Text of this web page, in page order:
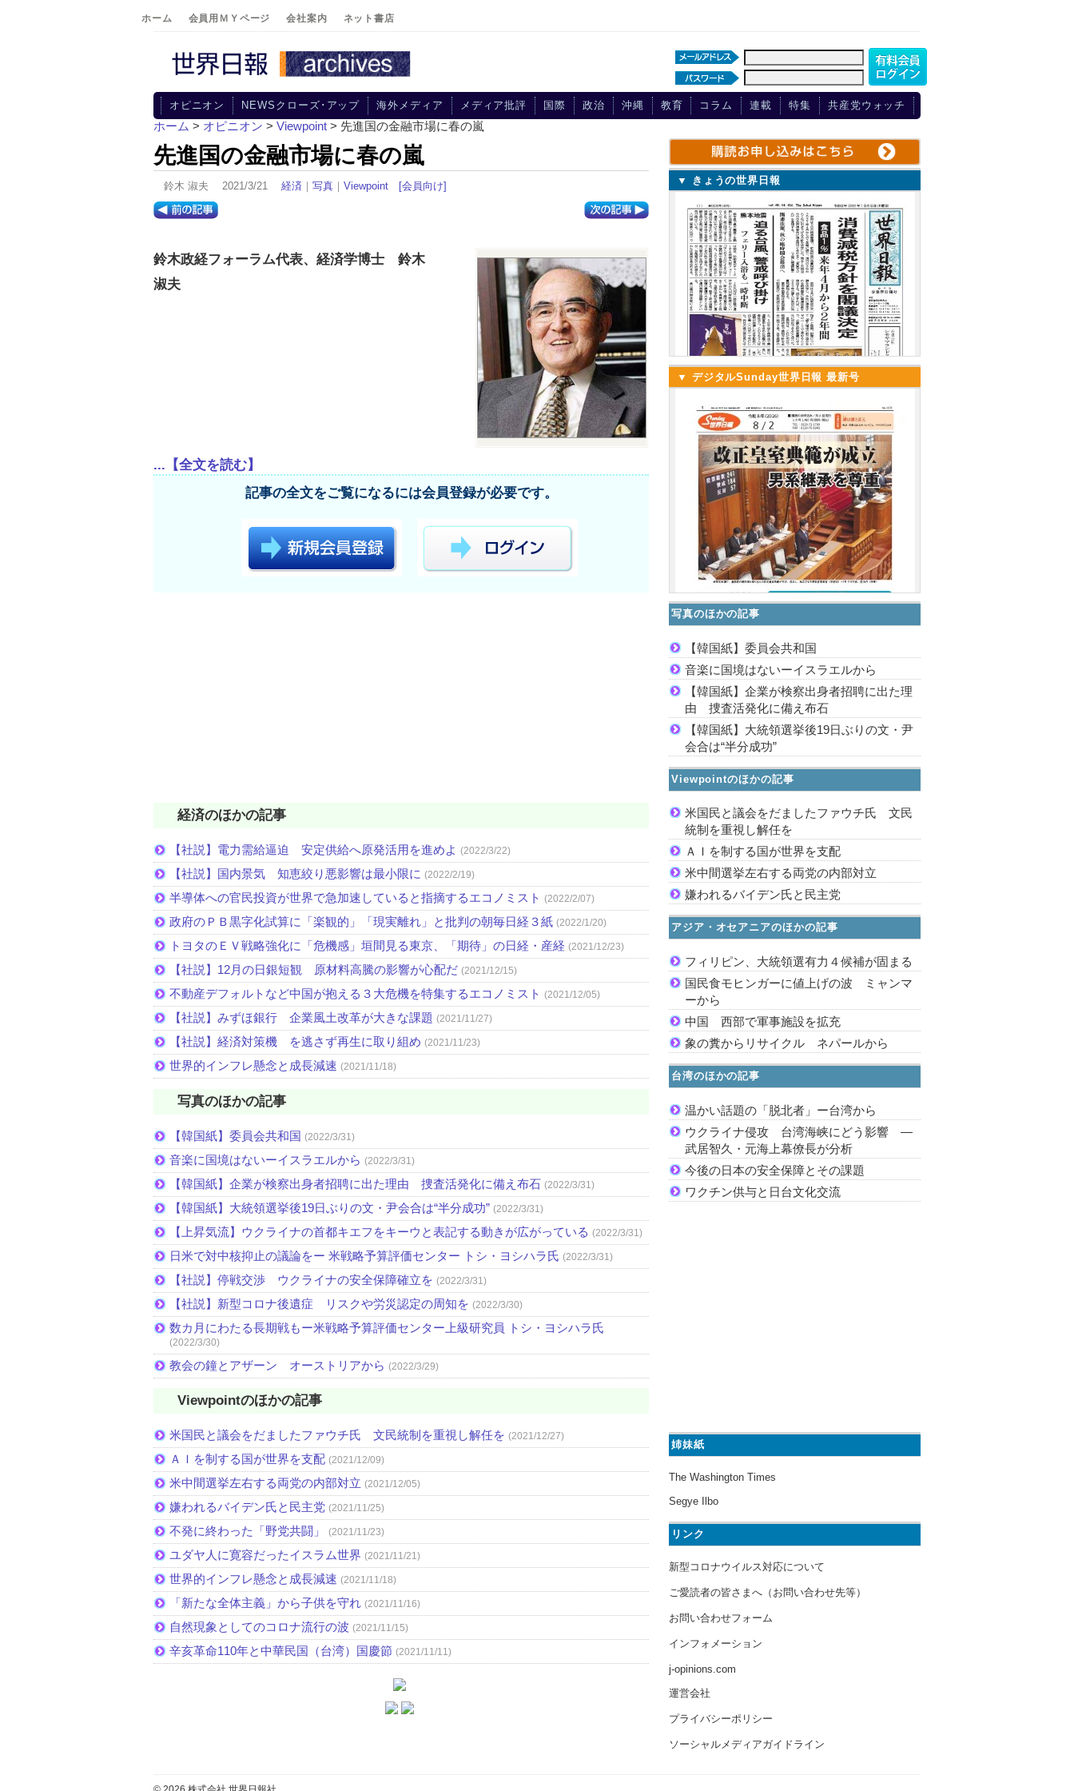
ホーム 会員用ＭＹページ 会社案内 ネット書店
オピニオン NEWSクローズ･アップ 海外メディア メディア批評 国際 政治 沖縄 教育 コラム 連載 特集 共産党ウォッチ
ホーム > オピニオン > Viewpoint > 先進国の金融市場に春の嵐
先進国の金融市場に春の嵐
鈴木 淑夫 2021/3/21 経済 ｜ 写真 ｜ Viewpoint [会員向け]
鈴木政経フォーラム代表、経済学博士 鈴木
淑夫
...【全文を読む】
記事の全文をご覧になるには会員登録が必要です。
経済のほかの記事
【社説】電力需給逼迫 安定供給へ原発活用を進めよ (2022/3/22)
【社説】国内景気 知恵絞り悪影響は最小限に (2022/2/19)
半導体への官民投資が世界で急加速していると指摘するエコノミスト (2022/2/07)
政府のＰＢ黒字化試算に「楽観的」「現実離れ」と批判の朝毎日経３紙 (2022/1/20)
トヨタのＥＶ戦略強化に「危機感」垣間見る東京、「期待」の日経・産経 (2021/12/23)
【社説】12月の日銀短観 原材料高騰の影響が心配だ (2021/12/15)
不動産デフォルトなど中国が抱える３大危機を特集するエコノミスト (2021/12/05)
【社説】みずほ銀行 企業風土改革が大きな課題 (2021/11/27)
【社説】経済対策機 を逃さず再生に取り組め (2021/11/23)
世界的インフレ懸念と成長減速 (2021/11/18)
写真のほかの記事
【韓国紙】委員会共和国 (2022/3/31)
音楽に国境はないーイスラエルから (2022/3/31)
【韓国紙】企業が検察出身者招聘に出た理由 捜査活発化に備え布石 (2022/3/31)
【韓国紙】大統領選挙後19日ぶりの文・尹会合は“半分成功” (2022/3/31)
【上昇気流】ウクライナの首都キエフをキーウと表記する動きが広がっている (2022/3/31)
日米で対中核抑止の議論をー 米戦略予算評価センター トシ・ヨシハラ氏 (2022/3/31)
【社説】停戦交渉 ウクライナの安全保障確立を (2022/3/31)
【社説】新型コロナ後遺症 リスクや労災認定の周知を (2022/3/30)
数カ月にわたる長期戦もー米戦略予算評価センター上級研究員 トシ・ヨシハラ氏
(2022/3/30)
教会の鐘とアザーン オーストリアから (2022/3/29)
Viewpointのほかの記事
米国民と議会をだましたファウチ氏 文民統制を重視し解任を (2021/12/27)
ＡＩを制する国が世界を支配 (2021/12/09)
米中間選挙左右する両党の内部対立 (2021/12/05)
嫌われるバイデン氏と民主党 (2021/11/25)
不発に終わった「野党共闘」 (2021/11/23)
ユダヤ人に寛容だったイスラム世界 (2021/11/21)
世界的インフレ懸念と成長減速 (2021/11/18)
「新たな全体主義」から子供を守れ (2021/11/16)
自然現象としてのコロナ流行の波 (2021/11/15)
辛亥革命110年と中華民国（台湾）国慶節 (2021/11/11)
▼ きょうの世界日報
▼ デジタルSunday世界日報 最新号
写真のほかの記事
【韓国紙】委員会共和国
音楽に国境はないーイスラエルから
【韓国紙】企業が検察出身者招聘に出た理
由 捜査活発化に備え布石
【韓国紙】大統領選挙後19日ぶりの文・尹
会合は“半分成功”
Viewpointのほかの記事
米国民と議会をだましたファウチ氏 文民
統制を重視し解任を
ＡＩを制する国が世界を支配
米中間選挙左右する両党の内部対立
嫌われるバイデン氏と民主党
アジア・オセアニアのほかの記事
フィリピン、大統領選有力４候補が固まる
国民食モヒンガーに値上げの波 ミャンマ
ーから
中国 西部で軍事施設を拡充
象の糞からリサイクル ネパールから
台湾のほかの記事
温かい話題の「脱北者」ー台湾から
ウクライナ侵攻 台湾海峡にどう影響 ―
武居智久・元海上幕僚長が分析
今後の日本の安全保障とその課題
ワクチン供与と日台文化交流
姉妹紙
The Washington Times
Segye Ilbo
リンク
新型コロナウイルス対応について
ご愛読者の皆さまへ（お問い合わせ先等）
お問い合わせフォーム
インフォメーション
j-opinions.com
運営会社
プライバシーポリシー
ソーシャルメディアガイドライン